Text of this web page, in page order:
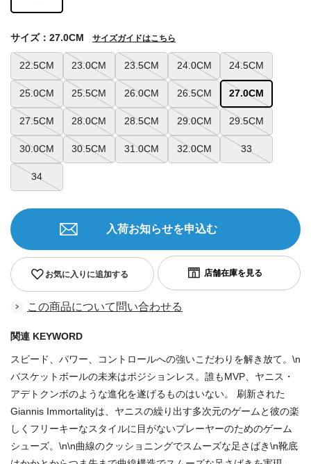
22.5CM 23.0CM 23.5CM 24.0CM 24.5CM
25.0CM 25.5CM 26.0CM 26.5CM 27.0CM
27.5CM 28.0CM 28.5CM 29.0CM 29.5CM
30.0CM 30.5CM 31.0CM 32.0CM 33
34
サイズ：27.0CM サイズガイドはこちら
お気に入りに追加する
入荷お知らせを申込む
この商品について問い合わせる
関連 KEYWORD
スピード、パワー、コントロールへの強いこだわりを解き放て。\n
バスケットボールの未来はポジションレス。誰もMVP、ヤニス・
アデトクンボのような進化を遂げるものはいない。 刷新された
Giannis Immortalityは、ヤニスの繰り出す多次元のゲームと彼の楽
しくフリーキーなスタイルに目がないプレーヤーのためのゲーム
シューズ。\n\n曲線のクッショニングでスムーズな足さばき\n靴底